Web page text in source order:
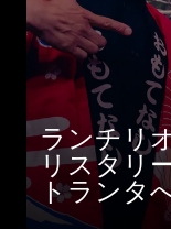
ランチリ
リスタリ
トランタ